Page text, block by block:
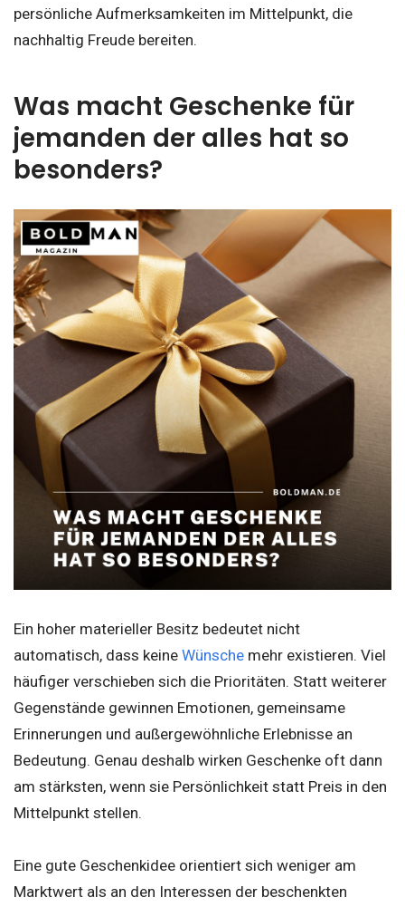
persönliche Aufmerksamkeiten im Mittelpunkt, die
nachhaltig Freude bereiten.
Was macht Geschenke für
jemanden der alles hat so
besonders?
Ein hoher materieller Besitz bedeutet nicht
automatisch, dass keine Wünsche mehr existieren. Viel
häufiger verschieben sich die Prioritäten. Statt weiterer
Gegenstände gewinnen Emotionen, gemeinsame
Erinnerungen und außergewöhnliche Erlebnisse an
Bedeutung. Genau deshalb wirken Geschenke oft dann
am stärksten, wenn sie Persönlichkeit statt Preis in den
Mittelpunkt stellen.
Eine gute Geschenkidee orientiert sich weniger am
Marktwert als an den Interessen der beschenkten